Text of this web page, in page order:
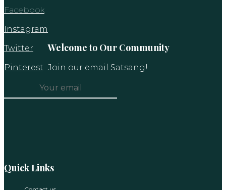
Facebook
Instagram
Twitter
Pinterest
Welcome to Our Community
Join our email Satsang!
field
Quick Links